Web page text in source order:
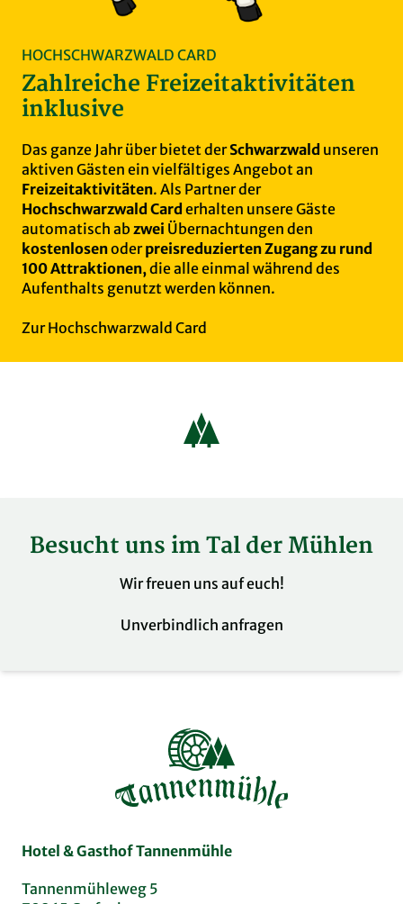
HOCHSCHWARZWALD CARD
Zahlreiche Freizeitaktivitäten
inklusive
Das ganze Jahr über bietet derSchwarzwald unseren
aktiven Gästen ein vielfältiges Angebot an
Freizeitaktivitäten. Als Partner der
Hochschwarzwald Card erhalten unsere Gäste
automatisch ab zwei Übernachtungen den
kostenlosenoderpreisreduzierten Zugang zu rund
100 Attraktionen,die alle einmal während des
Aufenthalts genutzt werden können.
Zur Hochschwarzwald Card
Besucht uns im Tal der Mühlen
Wir freuen uns auf euch!
Unverbindlich anfragen
Hotel & Gasthof Tannenmühle
Tannenmühleweg 5